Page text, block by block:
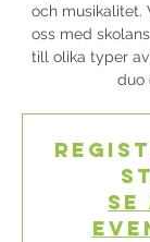
och musikalitet.
oss med
till olika typer
duo